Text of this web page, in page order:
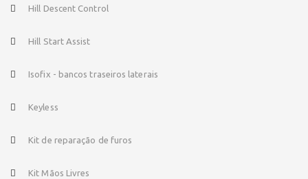
Hill Descent Control
Hill Start Assist
Isofix - bancos traseiros laterais
Keyless
Kit de reparação de furos
Kit Mãos Livres